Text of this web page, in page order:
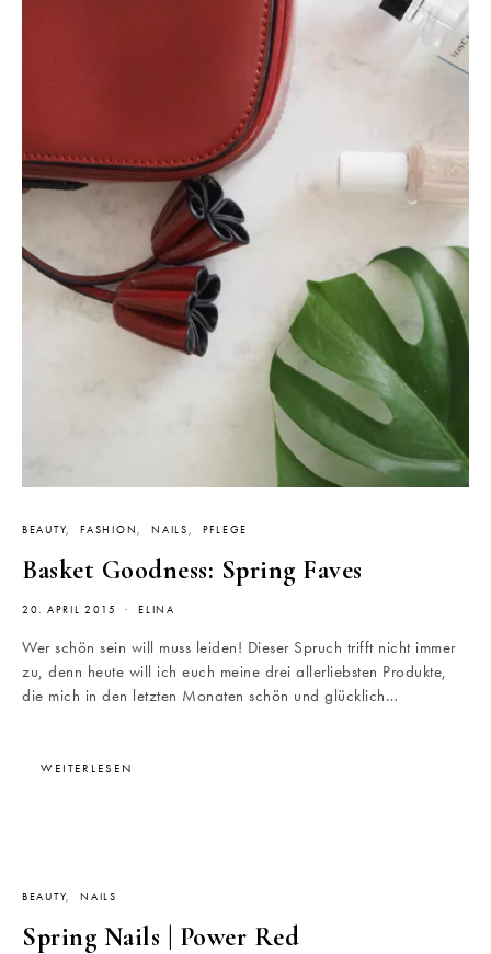
BEAUTY FASHION NAILS PFLEGE
Basket Goodness: Spring Faves
20. APRIL 2015 ELINA
Wer schön sein will muss leiden! Dieser Spruch trifft nicht immer
zu, denn heute will ich euch meine drei allerliebsten Produkte,
die mich in den letzten Monaten schön und glücklich…
WEITERLESEN
BEAUTY NAILS
Spring Nails | Power Red